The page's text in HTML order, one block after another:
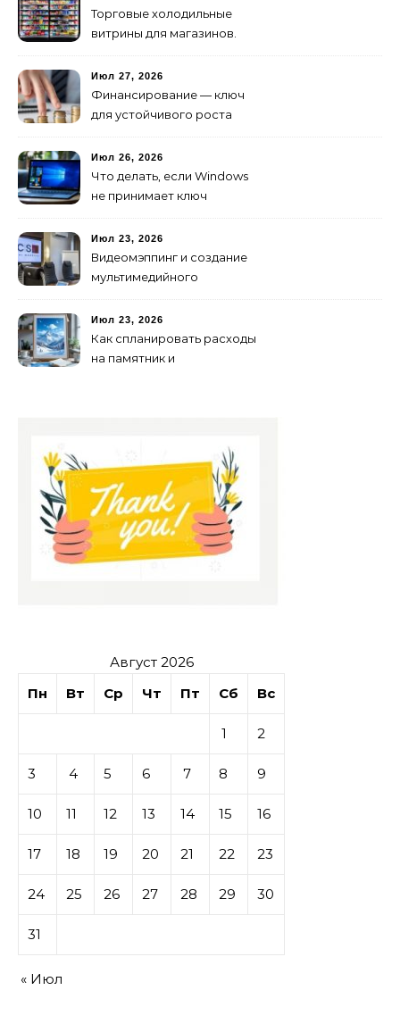
предусмотреть заранее
Торговые холодильные
витрины для магазинов.
Июл 27, 2026
Финансирование — ключ
для устойчивого роста
Июл 26, 2026
Что делать, если Windows
не принимает ключ
Июл 23, 2026
Видеомэппинг и создание
мультимедийного
будущего для пространств
Июл 23, 2026
Как спланировать расходы
на памятник и
Август 2026
Пн
Вт Ср Чт Пт Сб Вс
1 2
3 4 5 6 7 8 9
10 11 12 13 14 15 16
17 18 19 20 21 22 23
24 25 26 27 28 29 30
31
« Июл